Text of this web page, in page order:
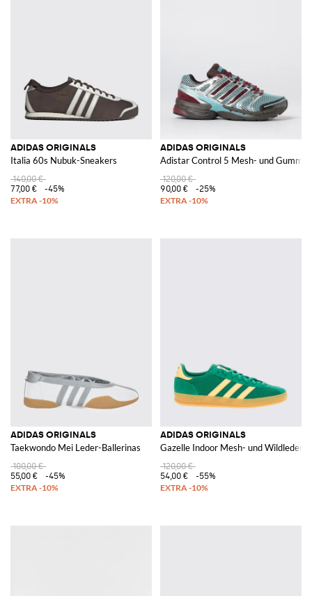
ADIDAS ORIGINALS
Italia 60s Nubuk-Sneakers
140,00 €
77,00 €
-45%
ADIDAS ORIGINALS
Adistar Control 5 Mesh- und Gummi-
120,00 €
90,00 €
-25%
ADIDAS ORIGINALS
Taekwondo Mei Leder-Ballerinas
100,00 €
55,00 €
-45%
ADIDAS ORIGINALS
Gazelle Indoor Mesh- und Wildleder-
120,00 €
54,00 €
-55%